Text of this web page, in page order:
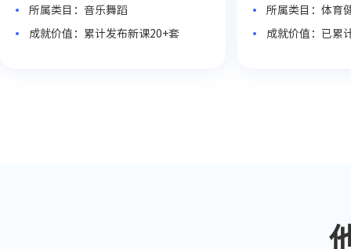
所属类目：音乐舞蹈
成就价值：累计发布新课20+套
所属类目：体育
成就价值：已累